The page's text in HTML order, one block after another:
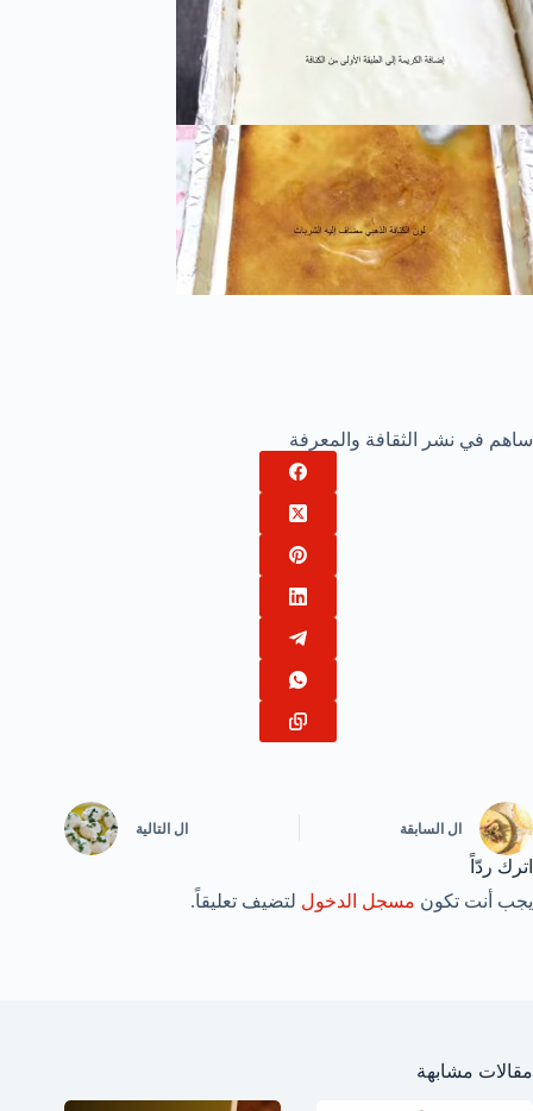
ساهم في نشر الثقافة والمعرفة
ال السابقة ال التالية
اترك ردّاً
يجب أنت تكون مسجل الدخول لتضيف تعليقاً.
مقالات مشابهة